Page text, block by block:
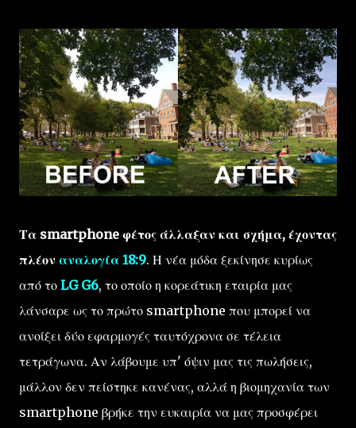
Τα smartphone φέτος άλλαξαν και σχήμα, έχοντας
πλέον αναλογία 18:9. Η νέα μόδα ξεκίνησε κυρίως
από το LG G6, το οποίο η κορεάτικη εταιρία μας
λάνσαρε ως το πρώτο smartphone που μπορεί να
ανοίξει δύο εφαρμογές ταυτόχρονα σε τέλεια
τετράγωνα. Αν λάβουμε υπ' όψιν μας τις πωλήσεις,
μάλλον δεν πείστηκε κανένας, αλλά η βιομηχανία των
smartphone βρήκε την ευκαιρία να μας προσφέρει